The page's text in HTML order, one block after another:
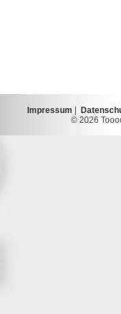
Impressum
© 2026